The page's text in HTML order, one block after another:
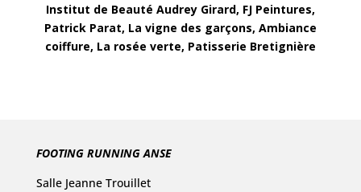
Institut de Beauté Audrey Girard, FJ Peintures,
Patrick Parat, La vigne des garçons, Ambiance
coiffure, La rosée verte, Patisserie Bretignière
FOOTING RUNNING ANSE
Salle Jeanne Trouillet